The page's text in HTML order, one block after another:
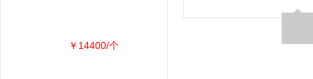
￥14400/个